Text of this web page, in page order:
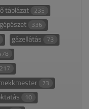
táblázat 235
336
gázellátás 73
217
73
10